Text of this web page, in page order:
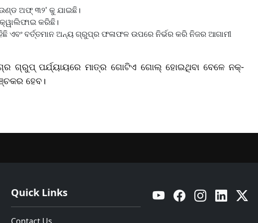
ଅଫ୍ ୩୨' କୁ ଯାଇଛି।
କରିଛି।
ଏବଂ ବର୍ତ୍ତମାନ ଅନ୍ୟ ଗ୍ରୁପ୍‌ର ଫଳାଫଳ ଉପରେ ନିର୍ଭର କରି ନିଜର ଆଗାମୀ
ଗ୍ରୁପ୍ ପର୍ଯ୍ୟାୟରେ ମାତ୍ର ଗୋଟିଏ ଗୋଲ୍ ହୋଇଥିବା ବେଳେ ନକ୍-
ହେବ।
Quick Links
Contact Us
YouTube Facebook Instagram